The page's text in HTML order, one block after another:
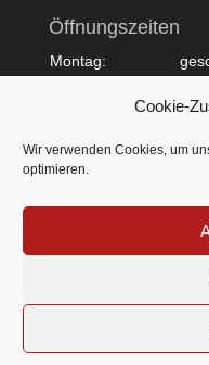
Cookie-
Wir verwenden Cookies, um
optimieren.
Öffnungszeiten
Montag:
Freitag:
© by ESTILO